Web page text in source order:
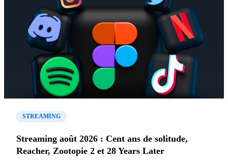
STREAMING
Streaming août 2026 : Cent ans de solitude,
Reacher, Zootopie 2 et 28 Years Later